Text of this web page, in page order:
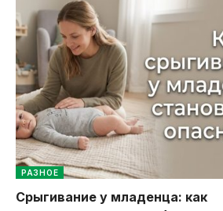
РАЗНОЕ
Срыгивание у младенца: как